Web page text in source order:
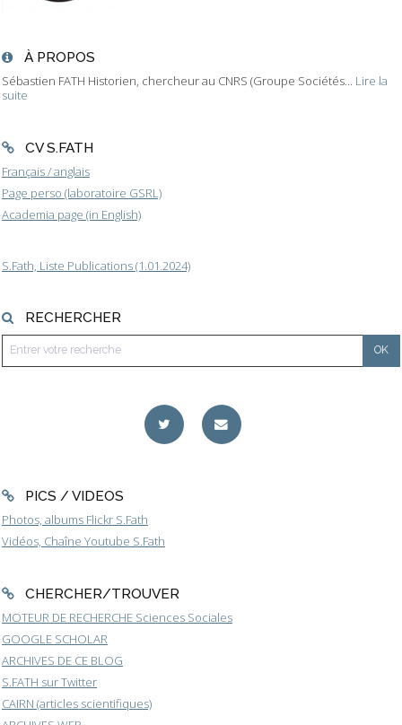
À PROPOS
Sébastien FATH Historien, chercheur au CNRS (Groupe Sociétés... Lire la
suite
CV S.FATH
Français / anglais
Page perso (laboratoire GSRL)
Academia page (in English)
S.Fath, Liste Publications (1.01.2024)
RECHERCHER
PICS / VIDEOS
Photos, albums Flickr S.Fath
Vidéos, Chaîne Youtube S.Fath
CHERCHER/TROUVER
MOTEUR DE RECHERCHE Sciences Sociales
GOOGLE SCHOLAR
ARCHIVES DE CE BLOG
S.FATH sur Twitter
CAIRN (articles scientifiques)